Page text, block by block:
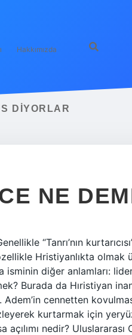
Hakkımızda
DIYORLAR
NE
“Tanrı’nın
Hristiyanlıkta
diğer anlamları:
Burada da Hıristiyan
cennetten
kurtarmak için
açılımı nedir?